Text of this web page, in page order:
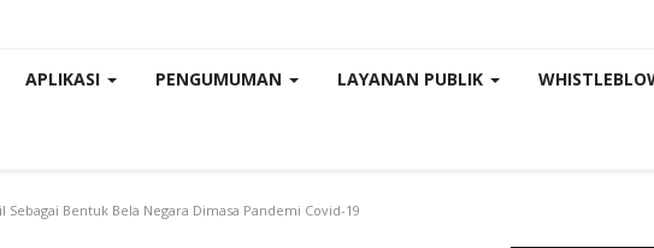
APLIKASI PENGUMUMAN LAYANAN PUBLIK
Bentuk Bela Negara Dimasa Pandemi Covid-19